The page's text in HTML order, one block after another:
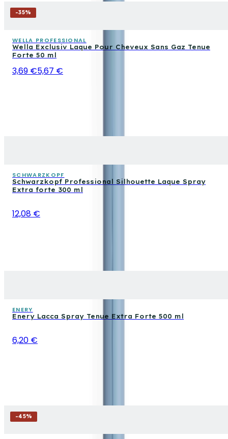
-35%
WELLA PROFESSIONAL
Wella Exclusiv Laque Pour Cheveux Sans Gaz Tenue
Forte 50 ml
3,69 €5,67 €
SCHWARZKOPF
Schwarzkopf Professional Silhouette Laque Spray
Extra forte 300 ml
12,08 €
ENERY
Enery Lacca Spray Tenue Extra Forte 500 ml
6,20 €
-45%